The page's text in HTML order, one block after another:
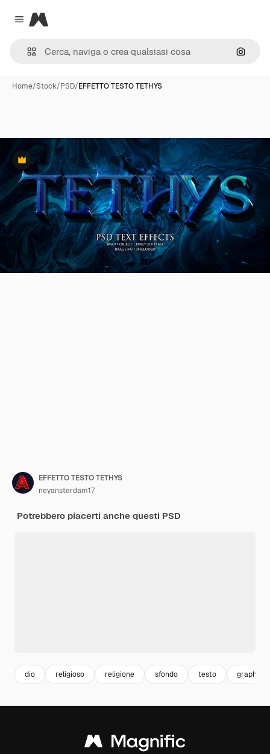
Close menu
Magnific
Cerca
Home/Stock/PSD/EFFETTO TESTO TETHYS
Premium
EFFETTO TESTO TETHYS
neyansterdam17
Potrebbero piacerti anche questi PSD
dio religioso religione sfondo testo graphic